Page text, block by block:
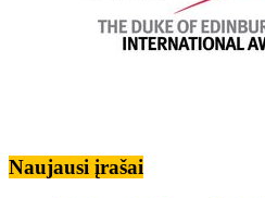
Naujausi įrašai